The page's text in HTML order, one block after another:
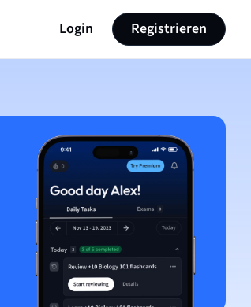
Login Registrieren